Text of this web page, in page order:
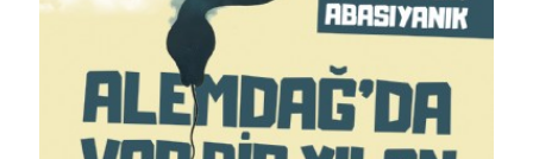
Detaylı İncele